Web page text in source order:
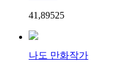
41,89525
나도 만화작가